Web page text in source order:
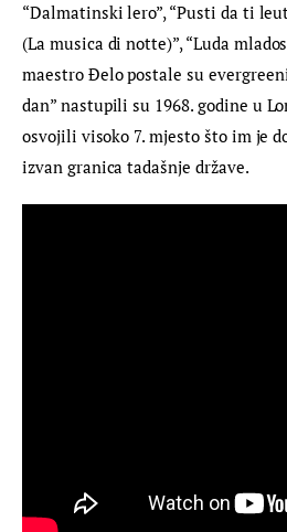
“Dalmatinski lero”, “Pusti da ti
(La musica di notte)”, “Luda
maestro Đelo postale su
dan” nastupili su 1968. godine u
osvojili visoko 7. mjesto što im je
izvan granica tadašnje države.